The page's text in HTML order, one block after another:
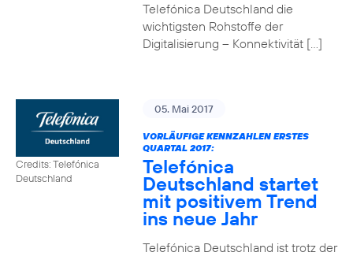
Telefónica Deutschland die
wichtigsten Rohstoffe der
Digitalisierung – Konnektivität […]
Credits: Telefónica
Deutschland
05. Mai 2017
VORLÄUFIGE KENNZAHLEN ERSTES
QUARTAL 2017:
Telefónica
Deutschland startet
mit positivem Trend
ins neue Jahr
Telefónica Deutschland ist trotz der